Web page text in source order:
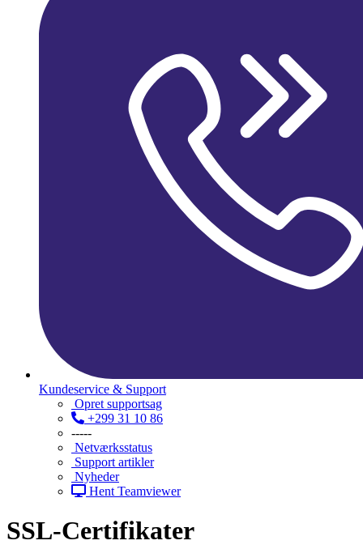
Kundeservice & Support
Opret supportsag
+299 31 10 86
-----
Netværksstatus
Support artikler
Nyheder
Hent Teamviewer
SSL-Certifikater